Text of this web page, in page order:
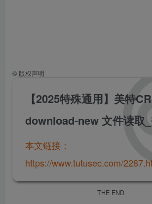
© 版权声明
【2025特殊通用】美特
download-new 文件读取
本文链接：
https://www.tutusec.com/
THE END